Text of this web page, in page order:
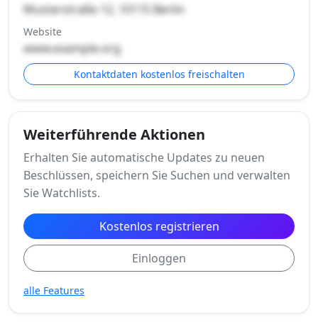
Musterstraße 12, 10115 Berlin
Website
www.example.org
Kontaktdaten kostenlos freischalten
Weiterführende Aktionen
Erhalten Sie automatische Updates zu neuen
Beschlüssen, speichern Sie Suchen und verwalten
Sie Watchlists.
Kostenlos registrieren
Einloggen
alle Features